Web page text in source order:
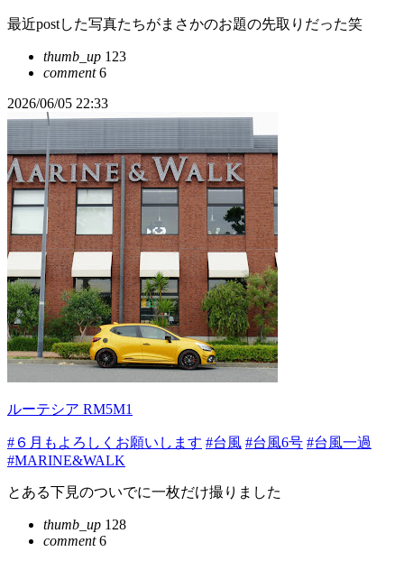
最近postした写真たちがまさかのお題の先取りだった笑
thumb_up 123
comment6
2026/06/05 22:33
ルーテシア RM5M1
#６月もよろしくお願いします #台風 #台風6号 #台風一過
#MARINE&WALK
とある下見のついでに一枚だけ撮りました
thumb_up 128
comment6